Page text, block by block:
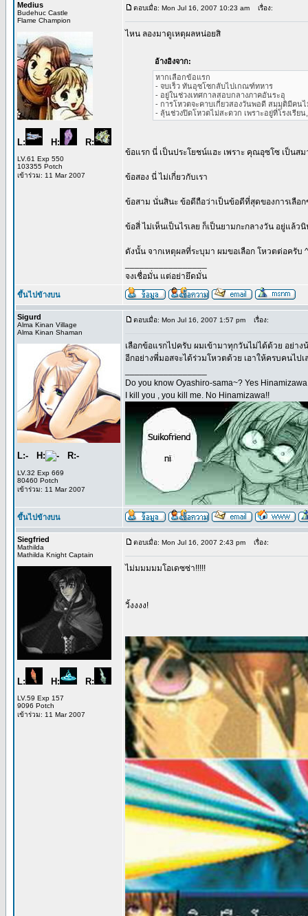
Medius
Budehuc Castle
Flame Champion
L: H: R:
LV.61 Exp 550
103355 Potch
เข้าร่วม: 11 Mar 2007
ตอบเมื่อ: Mon Jul 16, 2007 10:23 am เรื่อง:
ไหน ลองมาดูเหตุผลหน่อยสิ
อ้างอิงจาก:
หากเลือกข้อแรก
- จบเร็ว ทันอุซโซกลับไปเกณฑ์ทหาร
- อยู่ในช่วงเทศกาลสอบกลางภาคอันระอุ
- การโหวตจะคาบเกี่ยวสองวันพอดี สมมุติมีคน
- ลุ้นช่วงปิดโหวตไม่สะดวก เพราะอยู่ที่โรงเรีย
ข้อแรก นี่ เป็นประโยชน์แฮะ เพราะ คุณอุซโซ เป็นส
ข้อสอง นี่ ไม่เกี่ยวกับเรา
ข้อสาม นั่นสินะ ข้อดีถือว่าเป็นข้อดีที่สุดของการเลือก
ข้อสี่ ไม่เห็นเป็นไรเลย ก็เป็นยามกะกลางวัน อยู่แล้ว
ดังนั้น จากเหตุผลที่ระบุมา ผมขอเลือก โหวตต่อครับ
จงเชื่อมั่น แต่อย่ายึดมั่น
ขึ้นไปข้างบน
Sigurd
Alma Kinan Village
Alma Kinan Shaman
L:- H: R:-
LV.32 Exp 669
80460 Potch
เข้าร่วม: 11 Mar 2007
ตอบเมื่อ: Mon Jul 16, 2007 1:57 pm เรื่อง:
เลือกข้อแรกไปครับ ผมเข้ามาทุกวันไม่ได้ด้วย อย่าง
อีกอย่างพี่มอสจะได้ร่วมโหวตด้วย เอาให้ครบคนไปเ
Do you know Oyashiro-sama~? Yes
I kill you , you kill me. No Hinamizawa!!
ขึ้นไปข้างบน
Siegfried
Mathilda
Mathilda Knight Captain
L: H: R:
LV.59 Exp 157
9096 Potch
เข้าร่วม: 11 Mar 2007
ตอบเมื่อ: Mon Jul 16, 2007 2:43 pm เรื่อง:
ไม่มมมมมโอเดซซ่า!!!!!
วิ้งงงง!